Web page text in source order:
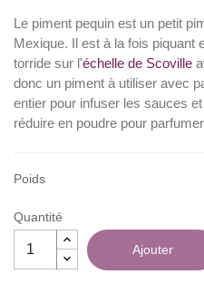
Le piment pequin est un petit
Mexique. Il est à la fois piquant
torride sur l'échelle de Scoville
donc un piment à utiliser avec
entier pour infuser les sauces
réduire en poudre pour
Poids
Quantité
Ajouter